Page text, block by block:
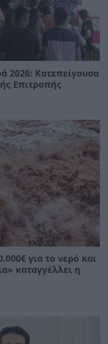
2026: Κατεπείγουσα
Επιτροπής
για το νερό και
καταγγέλλει η